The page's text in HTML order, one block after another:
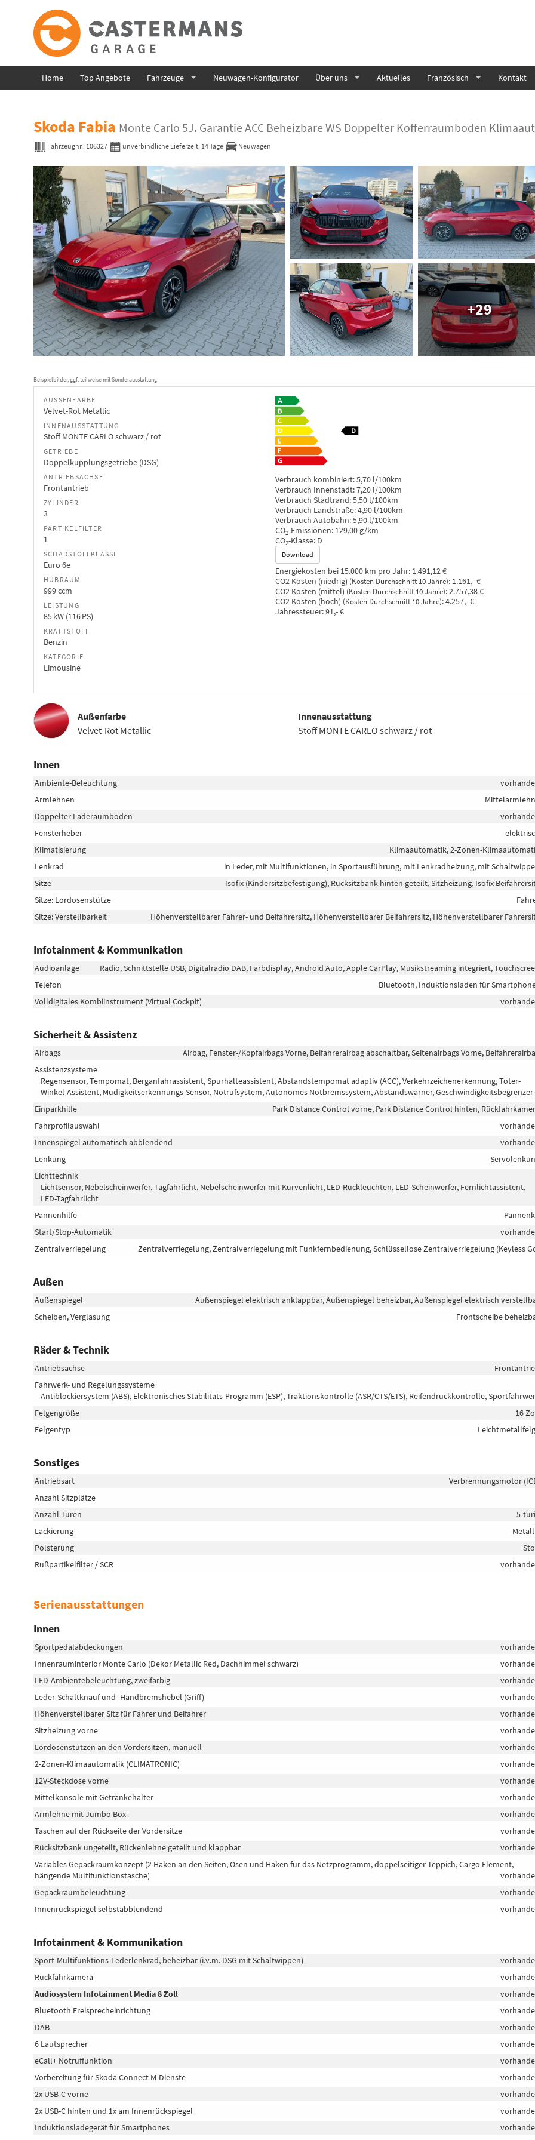
Home Top Angebote Fahrzeuge Neuwagen-Konfigurator Über uns Aktuelles Französisch Kontakt
Skoda Fabia Monte Carlo 5J. Garantie ACC Beheizbare WS Doppelter Kofferraumboden
Fahrzeugnr.: 106327 unverbindliche Lieferzeit: 14 Tage Neuwagen
+29
Beispielbilder, ggf. teilweise mit Sonderausstattung
AUSSENFARBE
Velvet-Rot Metallic
INNENAUSSTATTUNG
Stoff MONTE CARLO schwarz / rot
GETRIEBE
Doppelkupplungsgetriebe (DSG)
ANTRIEBSACHSE
Frontantrieb
ZYLINDER
3
PARTIKELFILTER
1
SCHADSTOFFKLASSE
Euro 6e
HUBRAUM
999 ccm
LEISTUNG
85 kW (116 PS)
KRAFTSTOFF
Benzin
KATEGORIE
Limousine
Verbrauch kombiniert:5,70 l/100km
Verbrauch Innenstadt:7,20 l/100km
Verbrauch Stadtrand:5,50 l/100km
Verbrauch Landstraße:4,90 l/100km
Verbrauch Autobahn:5,90 l/100km
CO2-Emissionen: 129,00 g/km
CO2-Klasse: D
Download
Energiekosten bei 15.000 km pro Jahr: 1.491,12 €
CO2 Kosten (niedrig) (Kosten Durchschnitt 10 Jahre): 1.161,- €
CO2 Kosten (mittel) (Kosten Durchschnitt 10 Jahre):2.757,38 €
CO2 Kosten (hoch) (Kosten Durchschnitt 10 Jahre):4.257,- €
Jahressteuer:91,- €
Außenfarbe
Velvet-Rot Metallic
Innenausstattung
Stoff MONTE CARLO schwarz / rot
Innen
Ambiente-Beleuchtung
Armlehnen
Doppelter Laderaumboden
Fensterheber
Klimatisierung
Klimaautomatik, 2-Zonen-
Lenkrad
in Leder, mit Multifunktionen, in Sportausführung, mit Lenkradheizung, mit
Sitze
Isofix (Kindersitzbefestigung), Rücksitzbank hinten geteilt, Sitzheizung, Isofix
Sitze: Lordosenstütze
Sitze: Verstellbarkeit
Höhenverstellbarer Fahrer- und Beifahrersitz, Höhenverstellbarer Beifahrersitz, Höhenverstellbarer
Infotainment & Kommunikation
Audioanlage
Radio, Schnittstelle USB, Digitalradio DAB, Farbdisplay, Android Auto, Apple CarPlay, Musikstreaming integriert,
Telefon
Bluetooth, Induktionsladen für
Volldigitales Kombiinstrument (Virtual Cockpit)
Sicherheit & Assistenz
Airbags
Airbag, Fenster-/Kopfairbags Vorne, Beifahrerairbag abschaltbar, Seitenairbags Vorne,
Assistenzsysteme
Regensensor, Tempomat, Berganfahrassistent, Spurhalteassistent, Abstandstempomat adaptiv (ACC), Verkehrzeichenerkennung, Toter-
Winkel-Assistent, Müdigkeitserkennungs-Sensor, Notrufsystem, Autonomes Notbremssystem, Abstandswarner, Geschwindigkeitsbegrenzer
Einparkhilfe
Park Distance Control vorne, Park Distance Control hinten,
Fahrprofilauswahl
Innenspiegel automatisch abblendend
Lenkung
Lichttechnik
Lichtsensor, Nebelscheinwerfer, Tagfahrlicht, Nebelscheinwerfer mit Kurvenlicht, LED-Rückleuchten, LED-Scheinwerfer, Fernlichtassistent,
LED-Tagfahrlicht
Pannenhilfe
Start/Stop-Automatik
Zentralverriegelung
Zentralverriegelung, Zentralverriegelung mit Funkfernbedienung, Schlüssellose Zentralverriegelung (Keyless
Außen
Außenspiegel
Außenspiegel elektrisch anklappbar, Außenspiegel beheizbar, Außenspiegel elektrisch
Scheiben, Verglasung
Frontscheibe
Räder & Technik
Antriebsachse
Fahrwerk- und Regelungssysteme
Antiblockiersystem (ABS), Elektronisches Stabilitäts-Programm (ESP), Traktionskontrolle (ASR/CTS/ETS), Reifendruckkontrolle,
Felgengröße
16
Felgentyp
Sonstiges
Antriebsart
Verbrennungsmotor
Anzahl Sitzplätze
Anzahl Türen
5-
Lackierung
Polsterung
Rußpartikelfilter / SCR
Serienausstattungen
Innen
Sportpedalabdeckungen
Innenrauminterior Monte Carlo (Dekor Metallic Red, Dachhimmel schwarz)
LED-Ambientebeleuchtung, zweifarbig
Leder-Schaltknauf und -Handbremshebel (Griff)
Höhenverstellbarer Sitz für Fahrer und Beifahrer
Sitzheizung vorne
Lordosenstützen an den Vordersitzen, manuell
2-Zonen-Klimaautomatik (CLIMATRONIC)
12V-Steckdose vorne
Mittelkonsole mit Getränkehalter
Armlehne mit Jumbo Box
Taschen auf der Rückseite der Vordersitze
Rücksitzbank ungeteilt, Rückenlehne geteilt und klappbar
Variables Gepäckraumkonzept (2 Haken an den Seiten, Ösen und Haken für das Netzprogramm, doppelseitiger Teppich, Cargo Element,
hängende Multifunktionstasche)
Gepäckraumbeleuchtung
Innenrückspiegel selbstabblendend
Infotainment & Kommunikation
Sport-Multifunktions-Lederlenkrad, beheizbar (i.v.m. DSG mit Schaltwippen)
Rückfahrkamera
Audiosystem Infotainment Media 8 Zoll
Bluetooth Freisprecheinrichtung
DAB
6 Lautsprecher
eCall+ Notruffunktion
Vorbereitung für Skoda Connect M-Dienste
2x USB-C vorne
2x USB-C hinten und 1x am Innenrückspiegel
Induktionsladegerät für Smartphones